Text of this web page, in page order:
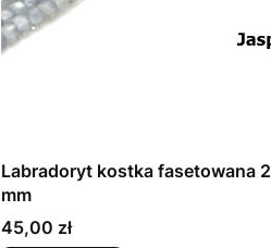
Labradoryt kostka fasetowana 2
mm
Cena
45,00 zł